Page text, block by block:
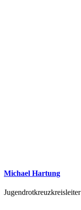
Michael Hartung
Jugendrotkreuzkreisleiter